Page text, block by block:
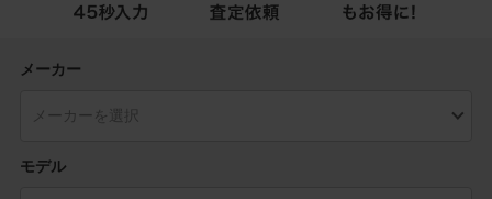
メーカー
モデル